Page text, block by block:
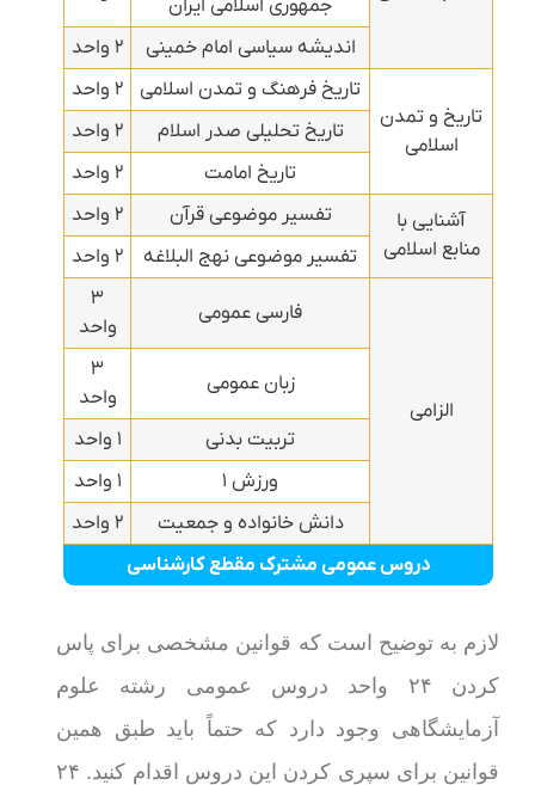
دروس عمومی مشترک مقطع کارشناسی
اندیشه سیاسی امام خمینی ۲ واحد
تاریخ و تمدن
اسلامی
تاریخ فرهنگ و تمدن اسلامی
۲ واحد
تاریخ تحلیلی صدر اسلام
۲ واحد
تاریخ امامت
۲ واحد
آشنایی با
منابع اسلامی
تفسیر موضوعی قرآن
۲ واحد
تفسیر موضوعی نهج البلاغه
۲ واحد
الزامی
فارسی عمومی
۳
واحد
زبان عمومی
۳
واحد
تربیت بدنی
۱ واحد
ورزش ۱
۱ واحد
دانش خانواده و جمعیت
۲ واحد
لازم به توضیح است که قوانین مشخصی برای پاس
کردن ۲۴ واحد دروس عمومی رشته علوم
آزمایشگاهی وجود دارد که حتماً باید طبق همین
قوانین برای سپری کردن این دروس اقدام کنید. ۲۴